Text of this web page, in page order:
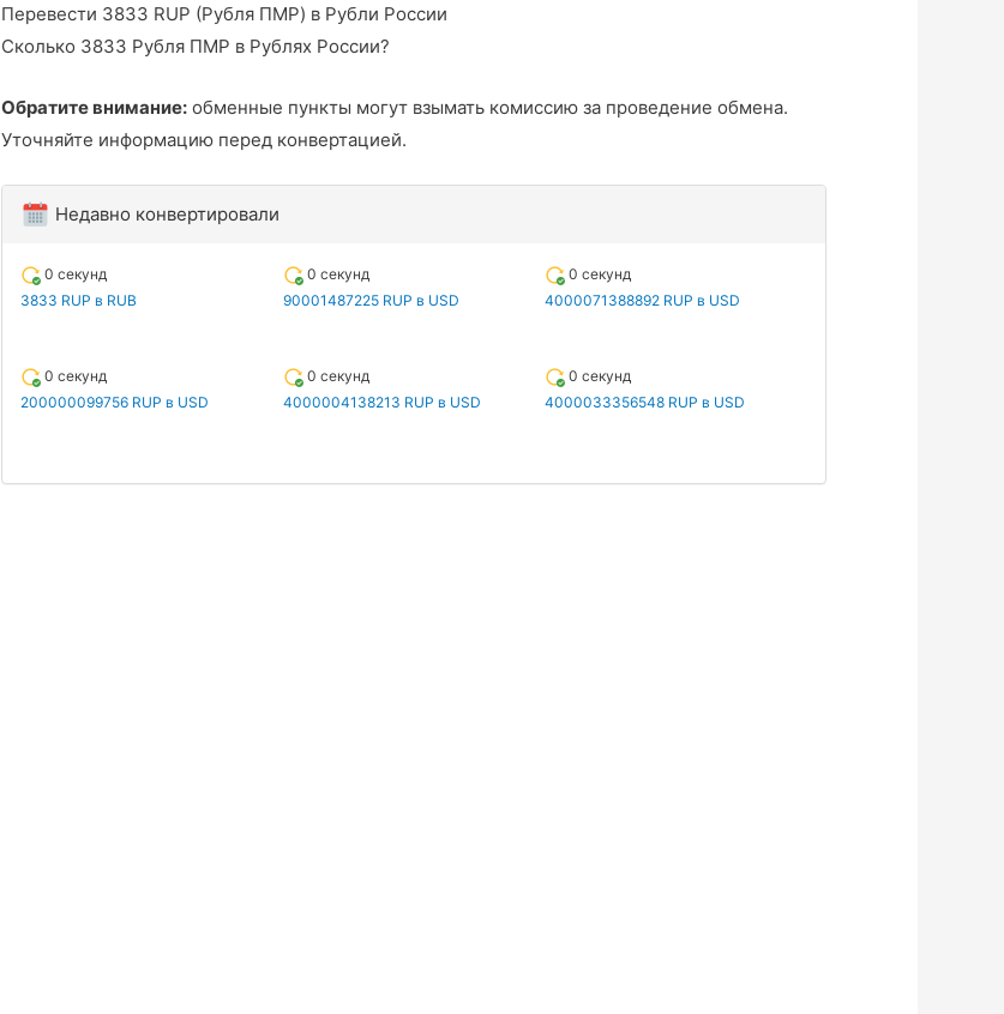
Перевести 3833 RUP (Рубля ПМР) в Рубли России
Сколько 3833 Рубля ПМР в Рублях России?
Обратите внимание: обменные пункты могут взымать комиссию за проведение обмена.
Уточняйте информацию перед конвертацией.
Недавно конвертировали
0 секунд
3833 RUP в RUB
0 секунд
90001487225 RUP в USD
0 секунд
4000071388892 RUP в USD
0 секунд
200000099756 RUP в USD
0 секунд
4000004138213 RUP в USD
0 секунд
4000033356548 RUP в USD